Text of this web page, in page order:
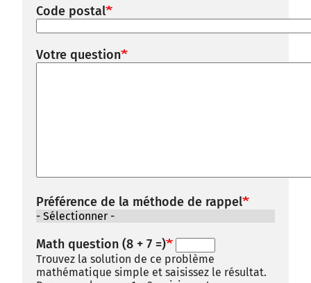
Code postal
Votre question
Préférence de la méthode de rappel
Math question (8 + 7 =)
Trouvez la solution de ce problème
mathématique simple et saisissez le résultat.